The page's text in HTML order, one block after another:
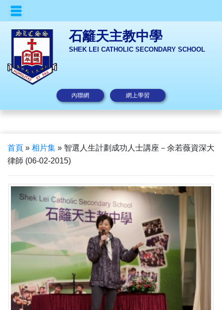
石籬天主教中學
SHEK LEI CATHOLIC SECONDARY SCHOOL
內聯網 網上學習
首頁 » 相片集 » 智選人生計劃成功人士講座－余若薇資深大
律師 (06-02-2015)